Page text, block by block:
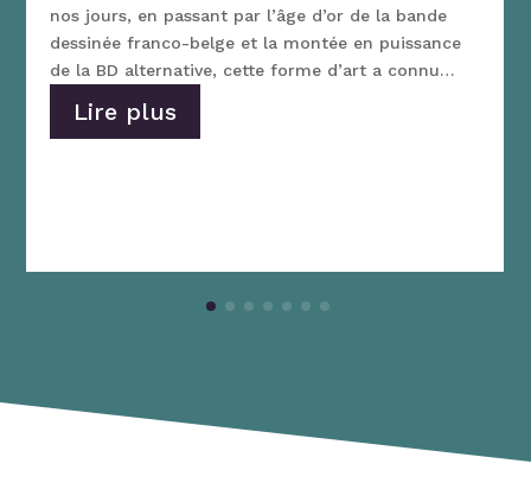
nos jours, en passant par l’âge d’or de la bande
dessinée franco-belge et la montée en puissance
de la BD alternative, cette forme d’art a connu…
Lire plus